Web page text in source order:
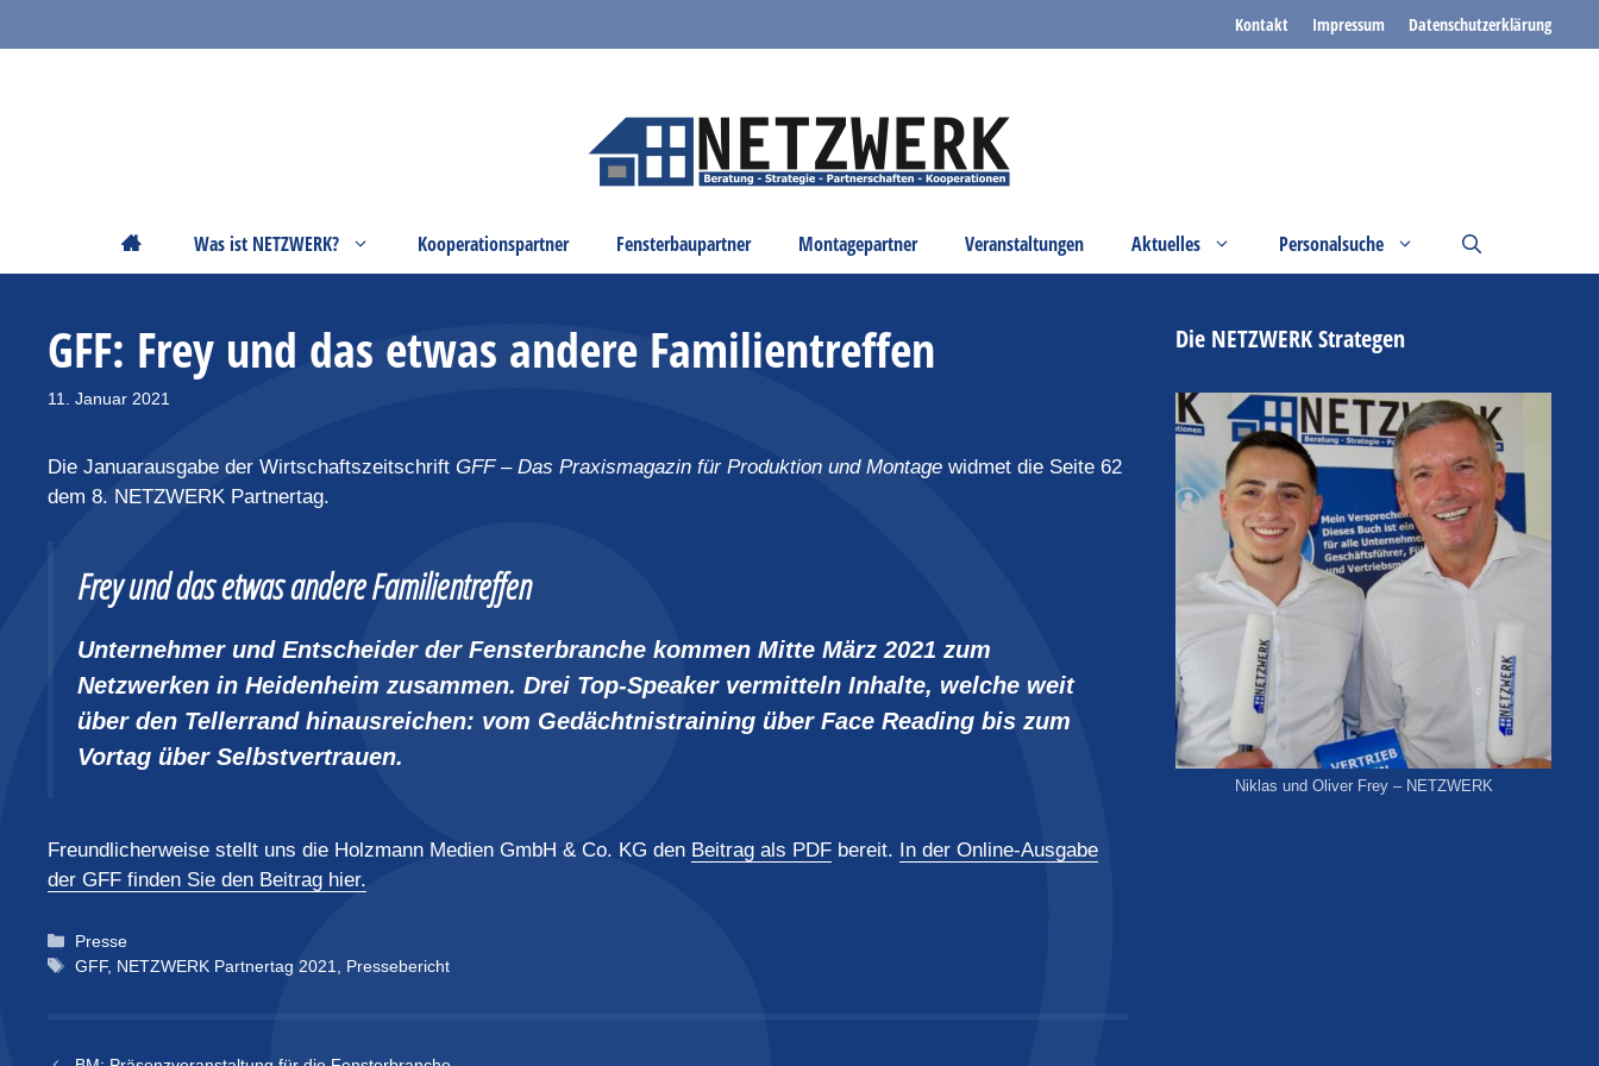
Inhalt
Kontakt Impressum Datenschutzerklärung
StartseiteWas ist NETZWERK? Kooperationspartner Fensterbaupartner Montagepartner Veranstaltungen Aktuelles Personalsuche
GFF: Frey und das etwas andere Familientreffen
11. Januar 2021
Die Januarausgabe der Wirtschaftszeitschrift GFF – Das Praxismagazin für Produktion und Montage widmet die Seite 62
dem 8. NETZWERK Partnertag.
Frey und das etwas andere Familientreffen
Unternehmer und Entscheider der Fensterbranche kommen Mitte März 2021 zum
Netzwerken in Heidenheim zusammen. Drei Top-Speaker vermitteln Inhalte, welche weit
über den Tellerrand hinausreichen: vom Gedächtnistraining über Face Reading bis zum
Vortag über Selbstvertrauen.
Freundlicherweise stellt uns die Holzmann Medien GmbH & Co. KG den Beitrag als PDF bereit. In der Online-Ausgabe
der GFF finden Sie den Beitrag hier.
Kategorien
Presse
Schlagwörter
GFF, NETZWERK Partnertag 2021 Pressebericht
Die NETZWERK Strategen
Niklas und Oliver Frey – NETZWERK